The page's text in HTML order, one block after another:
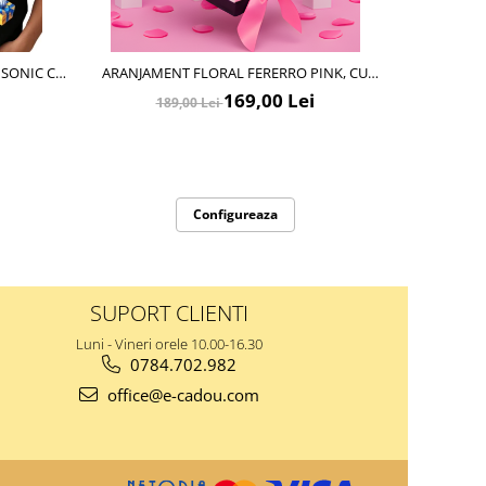
CU
ARANJAMENT FLORAL FERERRO PINK, CU
TRANDAFIRI DIN SAPUN
189,00 Lei169,00 Lei
Configureaza
SUPORT CLIENTI
Luni - Vineri orele 10.00-16.30
0784.702.982
office@e-cadou.com